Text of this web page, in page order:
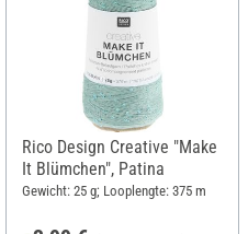
Rico Design Creative "Make
It Blümchen", Patina
Gewicht: 25 g; Looplengte: 375 m